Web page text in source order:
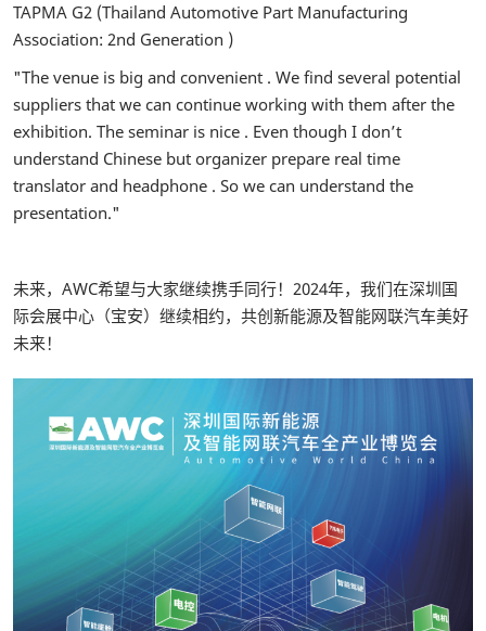
TAPMA G2 (Thailand Automotive Part Manufacturing
Association: 2nd Generation )
"The venue is big and convenient . We find several potential
suppliers that we can continue working with them after the
exhibition. The seminar is nice . Even though I don’t
understand Chinese but organizer prepare real time
translator and headphone . So we can understand the
presentation."
未来，AWC希望与大家继续携手同行！2024年，我们在深圳国
际会展中心（宝安）继续相约，共创新能源及智能网联汽车美好
未来！